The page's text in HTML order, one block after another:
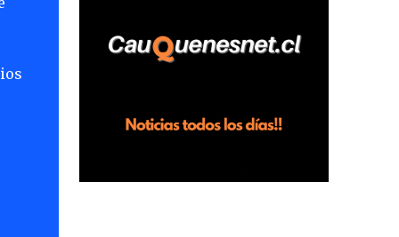
en el sector Dollimbuta, comuna de
Pelluhue. Allí, mientras se encontraba junto
plantación de frutillas, habría sostenido una